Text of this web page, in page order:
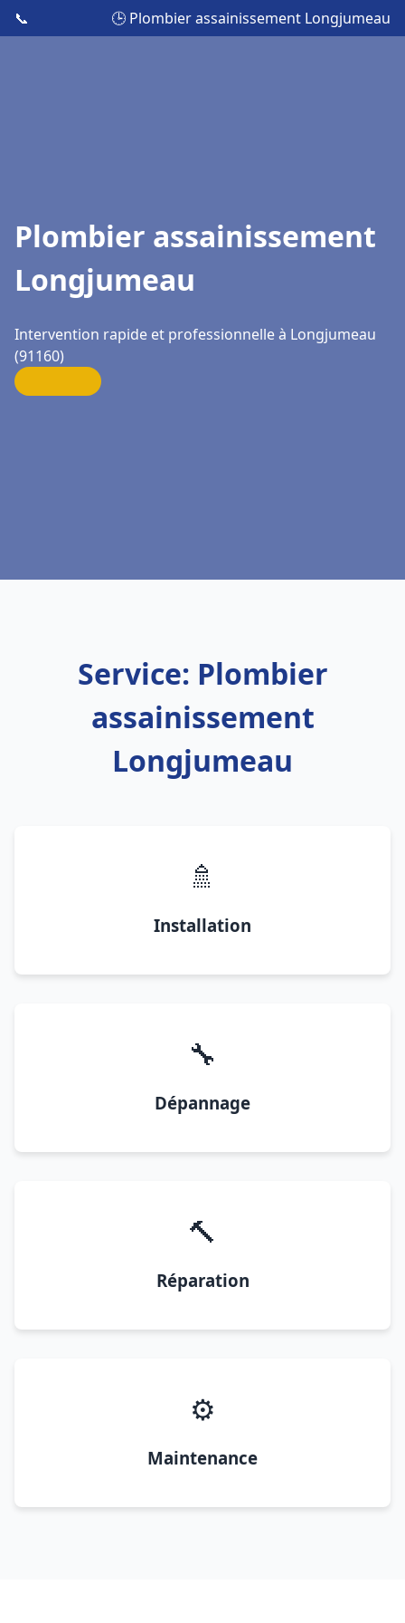
📞 🕒 Plombier assainissement Longjumeau
Plombier assainissement
Longjumeau
Intervention rapide et professionnelle à Longjumeau
(91160)
Service: Plombier
assainissement
Longjumeau
🚿
Installation
🔧
Dépannage
🔨
Réparation
⚙️
Maintenance